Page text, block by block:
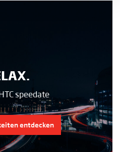
speedate
entdecken